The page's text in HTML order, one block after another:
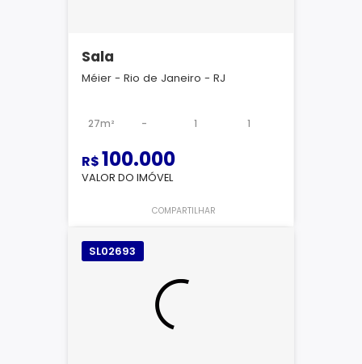
Sala
Méier - Rio de Janeiro - RJ
27m² - 1 1
R$100.000
VALOR DO IMÓVEL
COMPARTILHAR
SL02693